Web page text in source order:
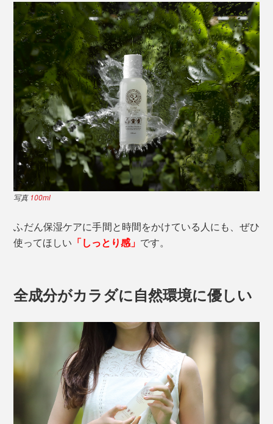
写真 100ml
ふだん保湿ケアに手間と時間をかけている人にも、ぜひ
使ってほしい 「しっとり感」 です。
全成分がカラダに自然環境に優しい